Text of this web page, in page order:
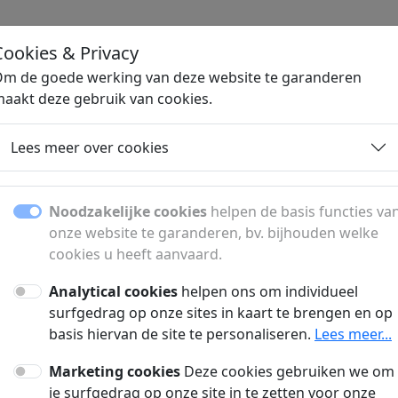
sterk te starten en
je met starten en groeien. Ontdek tips,
plannen, marketing en het bouwen van een
& Privacy
de goede werking van deze website te garanderen
deze gebruik van cookies.
Lees meer over cookies
Noodzakelijke cookies helpen de basis functies
onze website te garanderen, bv. bijhouden welke
cookies u heeft aanvaard.
Analytical cookies helpen ons om individueel
surfgedrag op onze sites in kaart te brengen en op
basis hiervan de site te personaliseren. Lees meer...
Marketing cookies Deze cookies gebruiken we om
je surfgedrag op onze site in te zetten voor onze